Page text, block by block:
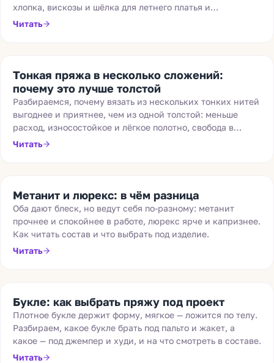
хлопка, вискозы и шёлка для летнего платья и
рассказываем, как обойти подводные камни каждого
Читать
Тонкая пряжа в несколько сложений:
почему это лучше толстой
Разбираемся, почему вязать из нескольких тонких нитей
выгоднее и приятнее, чем из одной толстой: меньше
расход, износостойкое и лёгкое полотно, свобода в
регулировке толщины и создании авторских миксов.
Читать
Метанит и люрекс: в чём разница
Оба дают блеск, но ведут себя по-разному: метанит
прочнее и спокойнее в работе, люрекс ярче и капризнее.
Как читать состав и что выбрать под изделие.
Читать
Букле: как выбрать пряжу под проект
Плотное букле держит форму, мягкое — ложится по телу.
Разбираем, какое букле брать под пальто и жакет, а
какое — под джемпер и худи, и на что смотреть в составе.
Читать